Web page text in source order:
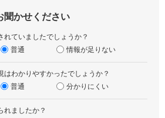
聞かせください
れていましたでしょうか？
普通 情報が足りない
はわかりやすかったでしょうか？
普通 分かりにくい
れましたか？